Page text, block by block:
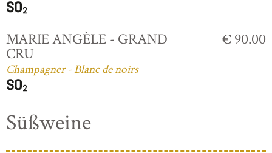
MARIE ANGÈLE - GRAND
CRU
Champagner - Blanc de noirs
€ 90.00
Süßweine